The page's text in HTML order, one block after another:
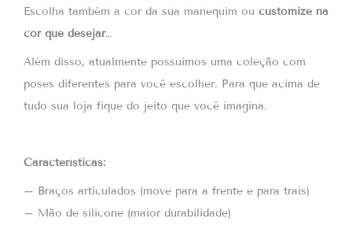
Escolha também a cor da sua manequim ou customize na
cor que desejar…
Além disso, atualmente possuímos uma coleção com
poses diferentes para você escolher. Para que acima de
tudo sua loja fique do jeito que você imagina.
Características:
– Braços articulados (move para a frente e para trais)
– Mão de silicone (maior durabilidade)